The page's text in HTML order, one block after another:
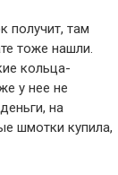
получит, там
тоже нашли.
кольца-
у нее не
на
шмотки купила,